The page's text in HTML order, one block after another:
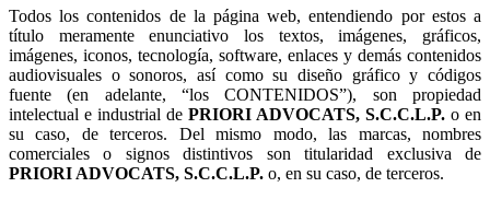
Todos los contenidos de la página web, entendiendo por estos a
título meramente enunciativo los textos, imágenes, gráficos,
imágenes, iconos, tecnología, software, enlaces y demás contenidos
audiovisuales o sonoros, así como su diseño gráfico y códigos
fuente (en adelante, “los CONTENIDOS”), son propiedad
intelectual e industrial de
o en
su caso, de terceros. Del mismo modo, las marcas, nombres
comerciales o signos distintivos son titularidad exclusiva de
o, en su caso, de terceros.